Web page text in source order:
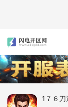
1７６刀